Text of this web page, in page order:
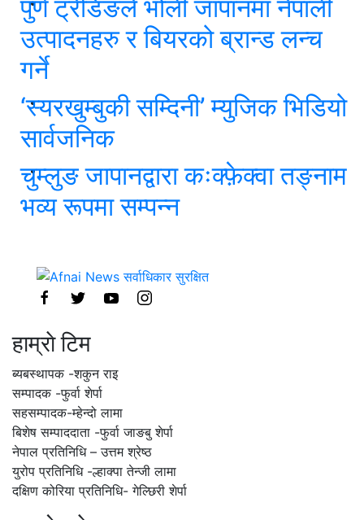
पुर्ण ट्रेडिङले भोली जापानमा नेपाली
उत्पादनहरु र बियरको ब्रान्ड लन्च
गर्ने
‘स्यरखुम्बुकी सम्दिनी’ म्युजिक भिडियो
सार्वजनिक
चुम्लुङ जापानद्वारा कःक्फ़ेक्वा तङ्नाम
भव्य रूपमा सम्पन्न
हाम्राे टिम
ब्यबस्थापक -शकुन राइ
सम्पादक -फुर्वा शेर्पा
सहसम्पादक-म्हेन्दो लामा
‍बिशेष सम्पाददाता -फुर्वा जा‌ङबु शेर्पा
नेपाल प्रतिनिधि – उत्तम श्रेष्ठ
युरोप प्रतिनिधि -ल्हाक्पा तेन्जी लामा
दक्षिण कोरिया प्रतिनिधि- गेल्छिरी शेर्पा